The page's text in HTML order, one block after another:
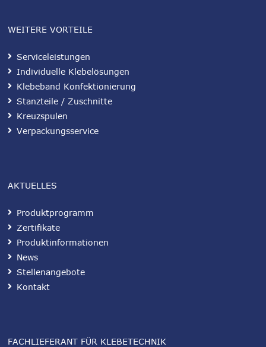
WEITERE VORTEILE
Serviceleistungen
Individuelle Klebelösungen
Klebeband Konfektionierung
Stanzteile / Zuschnitte
Kreuzspulen
Verpackungsservice
FACHLIEFERANT FÜR KLEBETECHNIK
AKTUELLES
Produktprogramm
Zertifikate
Produktinformationen
News
Stellenangebote
Kontakt